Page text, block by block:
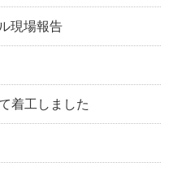
現場報告
着工しました